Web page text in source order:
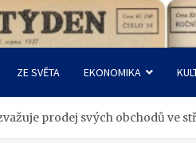
ZE SVĚTA EKONOMIKA
prodej svých obchodů ve